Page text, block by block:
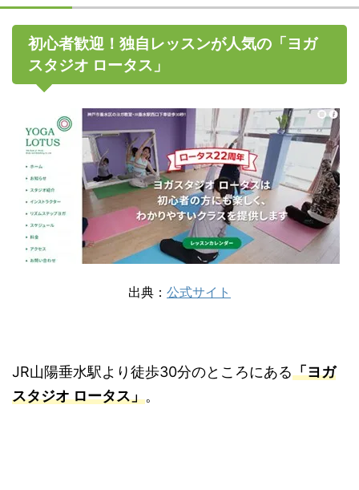
初心者歓迎！独自レッスンが人気の「ヨガ
スタジオ ロータス」
出典： 公式サイト
JR山陽垂水駅より徒歩30分のところにある「ヨガ
スタジオ ロータス」。